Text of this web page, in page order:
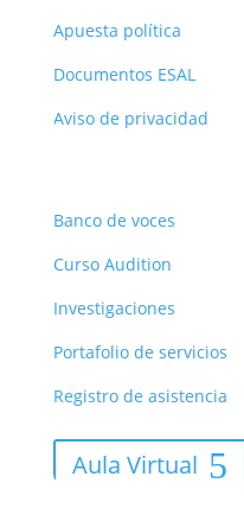
Apuesta política
Documentos ESAL
Aviso de privacidad
Banco de voces
Curso Audition
Investigaciones
Portafolio de servicios
Registro de asistencia
Aula Virtual